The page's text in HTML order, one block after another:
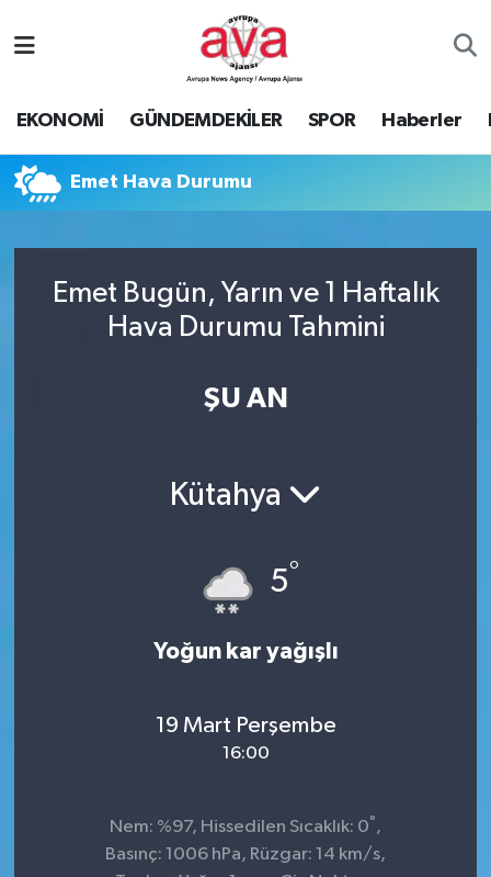
EKONOMİ GÜNDEMDEKİLER SPOR Haberler
Emet Hava Durumu
Emet Bugün, Yarın ve 1 Haftalık
Hava Durumu Tahmini
ŞU AN
Kütahya
5°
Yoğun kar yağışlı
19 Mart Perşembe
16:00
Nem: %97, Hissedilen Sıcaklık: 0° ,
Basınç: 1006 hPa, Rüzgar: 14 km/s,
Nöbetçi Eczaneler
Namaz Vakitleri
Trafik Durumu
Süper Lig Puan Durumu ve Fikstür